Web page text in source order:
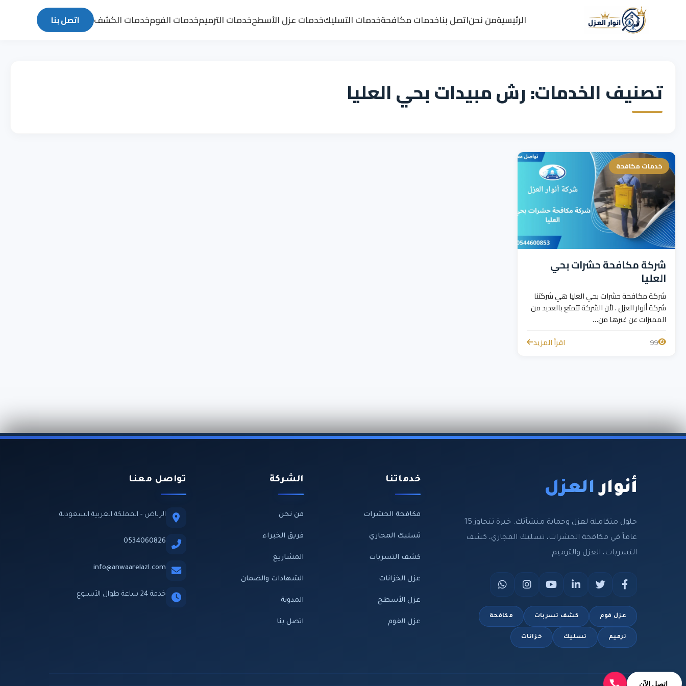
الرئيسيةمن نحناتصل بناخدمات مكافحةخدمات التسليكخدمات عزل الأسطحخدمات الترميمخدمات الفومخدمات الكشف اتصل بنا
تصنيف الخدمات: رش مبيدات بحي العليا
خدمات مكافحة
شركة مكافحة حشرات بحي
العليا
شركة مكافحة حشرات بحي العليا هي شركتنا
شركة أنوار العزل . لأن الشركة تتمتع بالعديد من
المميزات عن غيرها من…
99
اقرأ المزيد
أنوار العزل
حلول متكاملة لعزل وحماية منشآتك. خبرة تتجاوز 15
عاماً في مكافحة الحشرات، تسليك المجاري، كشف
التسربات، العزل والترميم.
عزل فوم كشف تسربات مكافحة
ترميم تسليك خزانات
خدماتنا
مكافحة الحشرات
تسليك المجاري
كشف التسربات
عزل الخزانات
عزل الأسطح
عزل الفوم
الشركة
من نحن
فريق الخبراء
المشاريع
الشهادات والضمان
المدونة
اتصل بنا
تواصل معنا
الرياض - المملكة العربية السعودية
0534060826
info@anwaarelazl.com
خدمة 24 ساعة طوال الأسبوع
اتصل الآن